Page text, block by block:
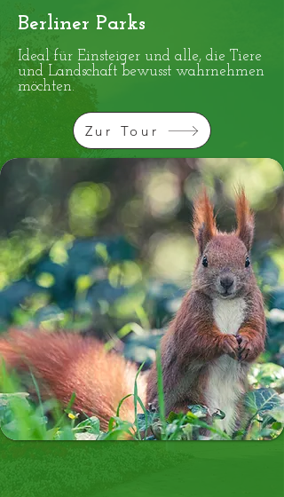
Berliner Parks
Ideal für Einsteiger und alle, die Tiere
und Landschaft bewusst wahrnehmen
möchten.
Zur Tour